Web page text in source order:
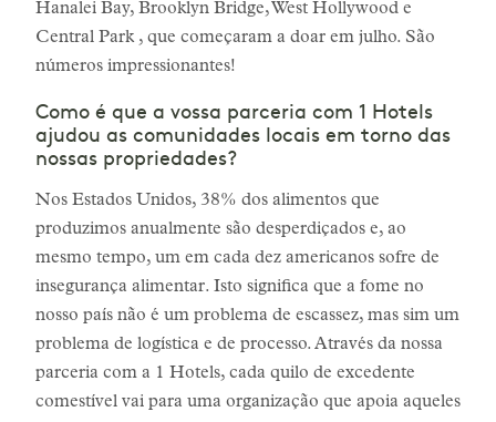
Hanalei Bay, Brooklyn Bridge, West Hollywood e
Central Park , que começaram a doar em julho. São
números impressionantes!
Como é que a vossa parceria com 1 Hotels
ajudou as comunidades locais em torno das
nossas propriedades?
Nos Estados Unidos, 38% dos alimentos que
produzimos anualmente são desperdiçados e, ao
mesmo tempo, um em cada dez americanos sofre de
insegurança alimentar. Isto significa que a fome no
nosso país não é um problema de escassez, mas sim um
problema de logística e de processo. Através da nossa
parceria com a 1 Hotels, cada quilo de excedente
comestível vai para uma organização que apoia aqueles